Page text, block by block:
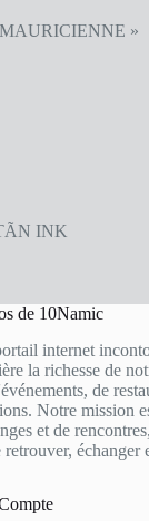
»
INK
de 10Namic
internet
la richesse de
de
Notre mission
et de
échanger